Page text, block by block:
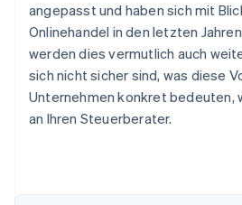
angepasst und haben sich mit
Onlinehandel in den letzten
werden dies vermutlich auch
sich nicht sicher sind, was diese
Unternehmen konkret bedeuten,
an Ihren Steuerberater.